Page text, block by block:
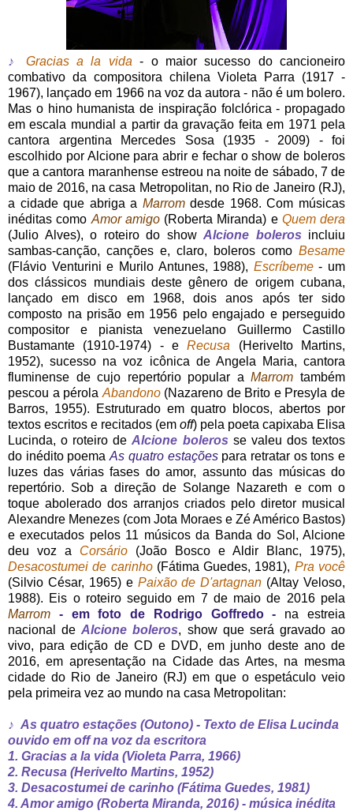
♪ Gracias a la vida - o maior sucesso do cancioneiro
combativo da compositora chilena Violeta Parra (1917 -
1967), lançado em 1966 na voz da autora - não é um bolero.
Mas o hino humanista de inspiração folclórica - propagado
em escala mundial a partir da gravação feita em 1971 pela
cantora argentina Mercedes Sosa (1935 - 2009) - foi
escolhido por Alcione para abrir e fechar o show de boleros
que a cantora maranhense estreou na noite de sábado, 7 de
maio de 2016, na casa Metropolitan, no Rio de Janeiro (RJ),
a cidade que abriga a Marromdesde 1968. Com músicas
inéditas como Amor amigo(Roberta Miranda) e Quem dera
(Julio Alves), o roteiro do show Alcione boleros incluiu
sambas-canção, canções e, claro, boleros como Besame
(Flávio Venturini e Murilo Antunes, 1988), Escríbeme- um
dos clássicos mundiais deste gênero de origem cubana,
lançado em disco em 1968, dois anos após ter sido
composto na prisão em 1956 pelo engajado e perseguido
compositor e pianista venezuelano Guillermo Castillo
Bustamante (1910-1974) - eRecusa (Herivelto Martins,
1952), sucesso na voz icônica de Angela Maria, cantora
fluminense de cujo repertório popular aMarrom também
pescou a pérola Abandono(Nazareno de Brito e Presyla de
Barros, 1955). Estruturado em quatro blocos, abertos por
textos escritos e recitados (em off) pela poeta capixaba Elisa
Lucinda, o roteiro deAlcione boleros se valeu dos textos
do inédito poemaAs quatro estaçõespara retratar os tons e
luzes das várias fases do amor, assunto das músicas do
repertório. Sob a direção de Solange Nazareth e com o
toque abolerado dos arranjos criados pelo diretor musical
Alexandre Menezes (com Jota Moraes e Zé Américo Bastos)
e executados pelos 11 músicos da Banda do Sol, Alcione
deu voz a Corsário (João Bosco e Aldir Blanc, 1975),
Desacostumei de carinho(Fátima Guedes, 1981), Pra você
(Silvio César, 1965) e Paixão de D'artagnan (Altay Veloso,
1988). Eis o roteiro seguido em 7 de maio de 2016 pela
Marrom
- em foto de Rodrigo Goffredo - na estreia
nacional deAlcione boleros, show que será gravado ao
vivo, para edição de CD e DVD, em junho deste ano de
2016, em apresentação na Cidade das Artes, na mesma
cidade do Rio de Janeiro (RJ) em que o espetáculo veio
pela primeira vez ao mundo na casa Metropolitan:
♪ As quatro estações (Outono) - Texto de Elisa Lucinda
ouvido em off na voz da escritora
1. Gracias a la vida (Violeta Parra, 1966)
2. Recusa (Herivelto Martins, 1952)
3. Desacostumei de carinho (Fátima Guedes, 1981)
4. Amor amigo (Roberta Miranda, 2016) - música inédita